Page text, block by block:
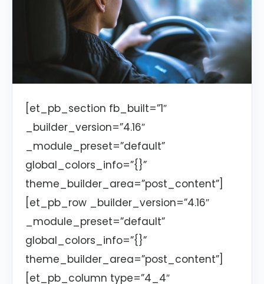
[et_pb_section fb_built=”1″
_builder_version=”4.16″
_module_preset=”default”
global_colors_info=”{}”
theme_builder_area=”post_content”]
[et_pb_row _builder_version=”4.16″
_module_preset=”default”
global_colors_info=”{}”
theme_builder_area=”post_content”]
[et_pb_column type=”4_4″